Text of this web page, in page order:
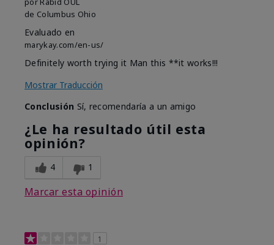
de Columbus Ohio
Evaluado en
marykay.com/en-us/
Definitely worth trying it Man this **it works!!!
Mostrar Traducción
Conclusión Sí, recomendaría a un amigo
¿Le ha resultado útil esta
opinión?
4 1
Marcar esta opinión
1